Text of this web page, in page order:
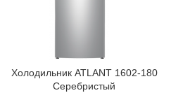
Холодильник ATLANT 1602-180
Серебристый